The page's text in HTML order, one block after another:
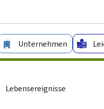
Unternehmen
Lebensereignisse